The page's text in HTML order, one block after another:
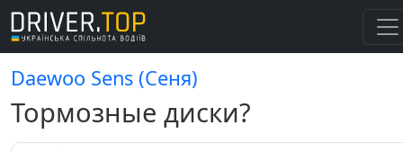
Daewoo Sens (Сеня)
Тормозные диски?